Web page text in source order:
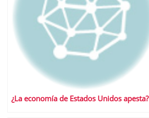
¿La economía de Estados Unidos apesta?